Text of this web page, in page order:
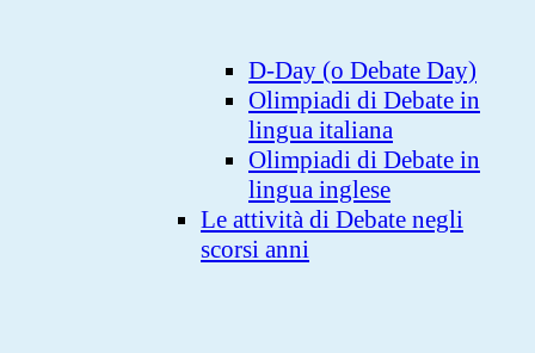
D-Day (o Debate Day)
Olimpiadi di Debate in
lingua italiana
Olimpiadi di Debate in
lingua inglese
Le attività di Debate negli
scorsi anni